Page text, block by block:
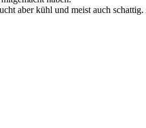
aber kühl und meist auch